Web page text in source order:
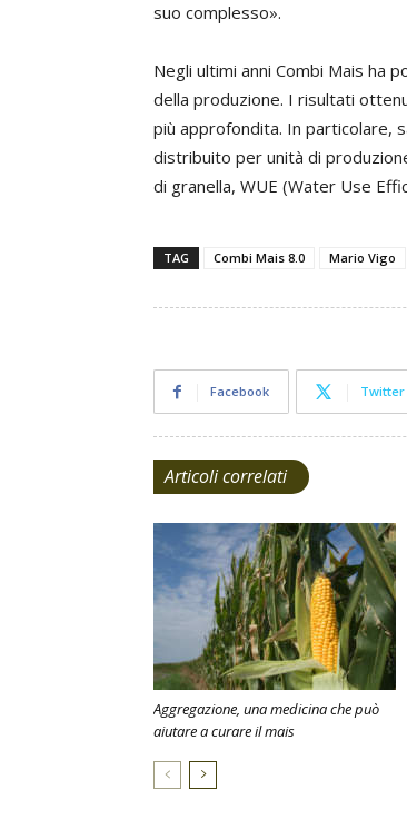
suo complesso».
Negli ultimi anni Combi Mais ha
della produzione. I risultati
più approfondita. In particolare,
distribuito per unità di
di granella, WUE (Water Use
TAG Combi Mais 8.0 Mario Vigo
Facebook Twitter
Articoli correlati
Aggregazione, una medicina che può
aiutare a curare il mais